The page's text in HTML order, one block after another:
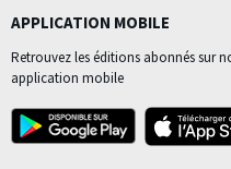
APPLICATION MOBILE
Retrouvez les éditions abonnés sur
application mobile